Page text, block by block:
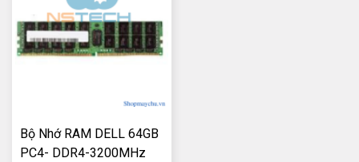
Bộ Nhớ RAM DELL 64GB
PC4- DDR4-3200MHz